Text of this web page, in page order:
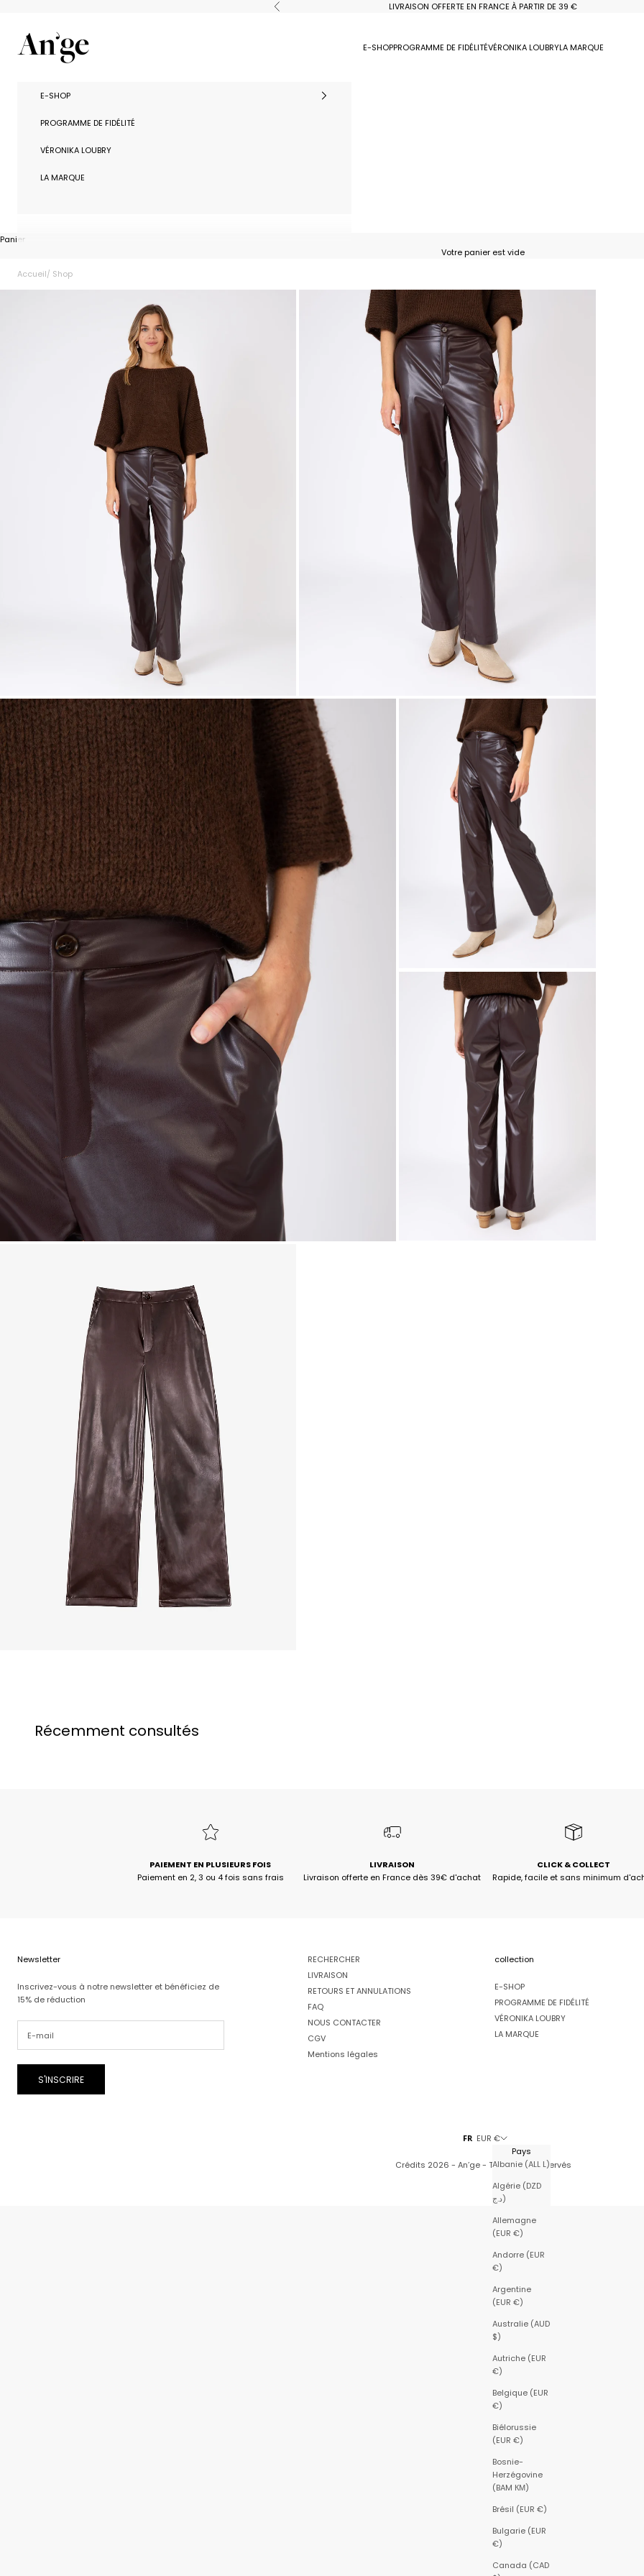
Précédent LIVRAISON OFFERTE EN FRANCE À PARTIR DE 39 €
Ange Paris
E-SHOPPROGRAMME DE FIDÉLITÉVÉRONIKA LOUBRYLA MARQUE
E-SHOP
PROGRAMME DE FIDÉLITÉ
VÉRONIKA LOUBRY
LA MARQUE
Panier
Votre panier est vide
Accueil
Shop
Récemment consultés
PAIEMENT EN PLUSIEURS FOIS
Paiement en 2, 3 ou 4 fois sans frais
LIVRAISON
Livraison offerte en France dès 39€ d'achat
CLICK & COLLECT
Rapide, facile et sans minimum
Newsletter
Inscrivez-vous à notre newsletter et bénéficiez de
15% de réduction
S'INSCRIRE
RECHERCHER
LIVRAISON
RETOURS ET ANNULATIONS
FAQ
NOUS CONTACTER
CGV
Mentions légales
collection
E-SHOP
PROGRAMME DE FIDÉLITÉ
VÉRONIKA LOUBRY
LA MARQUE
FR EUR €
Pays
Albanie (ALL L)
Algérie (DZD
د.ج)
Allemagne
(EUR €)
Andorre (EUR
€)
Argentine
(EUR €)
Australie (AUD
$)
Autriche (EUR
€)
Belgique (EUR
€)
Biélorussie
(EUR €)
Bosnie-
Herzégovine
(BAM КМ)
Brésil (EUR €)
Bulgarie (EUR
€)
Canada (CAD
Crédits 2026 - An’ge - Tous droits réservés